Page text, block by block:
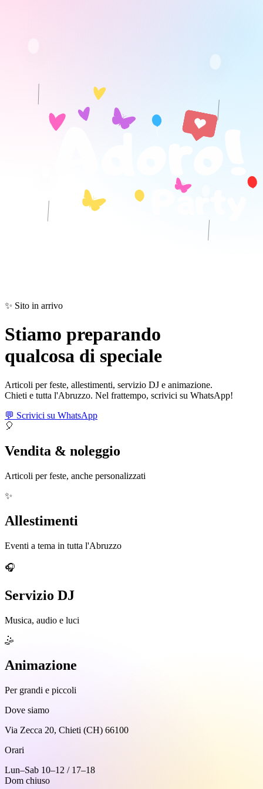
✨ Sito in arrivo
Stiamo preparando
qualcosa di speciale
Articoli per feste, allestimenti, servizio DJ e animazione.
Chieti e tutta l'Abruzzo. Nel frattempo, scrivici su WhatsApp!
💬 Scrivici su WhatsApp
🎈
Vendita & noleggio
Articoli per feste, anche personalizzati
✨
Allestimenti
Eventi a tema in tutta l'Abruzzo
🎧
Servizio DJ
Musica, audio e luci
🤹
Animazione
Per grandi e piccoli
Dove siamo
Via Zecca 20, Chieti (CH) 66100
Orari
Lun–Sab 10–12 / 17–18
Dom chiuso